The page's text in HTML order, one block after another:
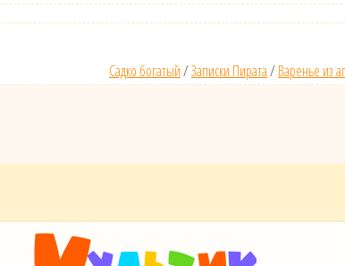
Садко богатый/Записки Пирата/ Варенье из